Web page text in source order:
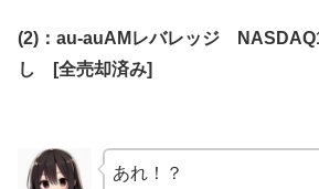
(2)：au-auAMレバレッジ
し [全売却済み]
あれ！？